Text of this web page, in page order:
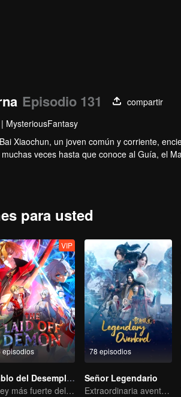
Episodio 131
compartir
| MysteriousFantasy
Xiaochun, un joven común y corriente,
veces hasta que conoce al Guía, el
divertidas. Ven a verlo para llenar tu
para usted
episodios
VIP
Diablo del Desempleo
El rey más fuerte del inframundo más competitivo
78 episodios
Señor Legendario
Extraordinaria aventura, una adolescente renacida de la adversidad.